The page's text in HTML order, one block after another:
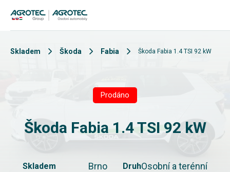
Skladem Škoda Fabia Škoda Fabia 1.4 TSI 92 kW
Prodáno
Škoda Fabia 1.4 TSI 92 kW
Skladem Brno DruhOsobní a terénní